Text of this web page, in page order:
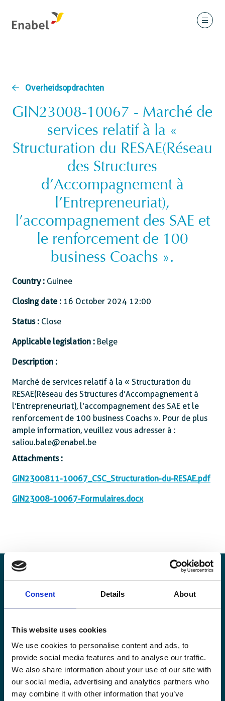
Consent Details About
This website uses cookies
We use cookies to personalise content and ads, to
provide social media features and to analyse our traffic.
We also share information about your use of our site with
our social media, advertising and analytics partners who
may combine it with other information that you’ve
Overheidsopdrachten
GIN23008-10067 - Marché de
services relatif à la «
Structuration du RESAE(Réseau
des Structures
d’Accompagnement à
l’Entrepreneuriat),
l’accompagnement des SAE et
le renforcement de 100
business Coachs ».
Country : Guinee
Closing date : 16 October 2024 12:00
Status : Close
Applicable legislation : Belge
Description :
Marché de services relatif à la « Structuration du
RESAE(Réseau des Structures d’Accompagnement à
l’Entrepreneuriat), l’accompagnement des SAE et le
renforcement de 100 business Coachs ». Pour de plus
ample information, veuillez vous adresser à :
saliou.bale@enabel.be
Attachments :
GIN2300811-10067_CSC_Structuration-du-RESAE.pdf
GIN23008-10067-Formulaires.docx
Blijf op de hoogte van onze activiteiten en
Belgisch perspectief.